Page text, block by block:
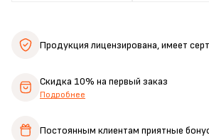
Продукция лицензирована,имеет
Скидка 10% на первый заказ
Подробнее
Постоянным клиентам приятные